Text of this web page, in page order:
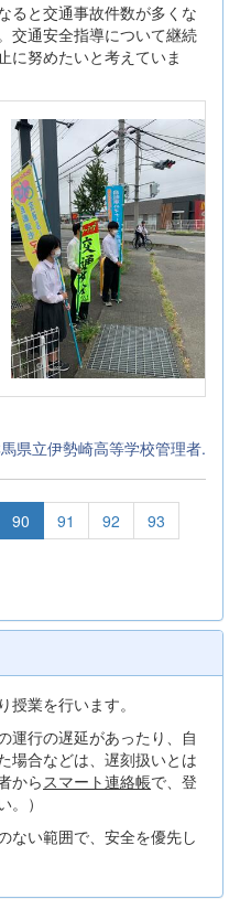
ると交通事故件数が多くな
交通安全指導について継続
に努めたいと考えていま
県立伊勢崎高等学校管理者.
90 91 92
93
業を行います。
行の遅延があったり、自
場合などは、遅刻扱いとは
からスマート連絡帳で、登
）
い範囲で、安全を優先し